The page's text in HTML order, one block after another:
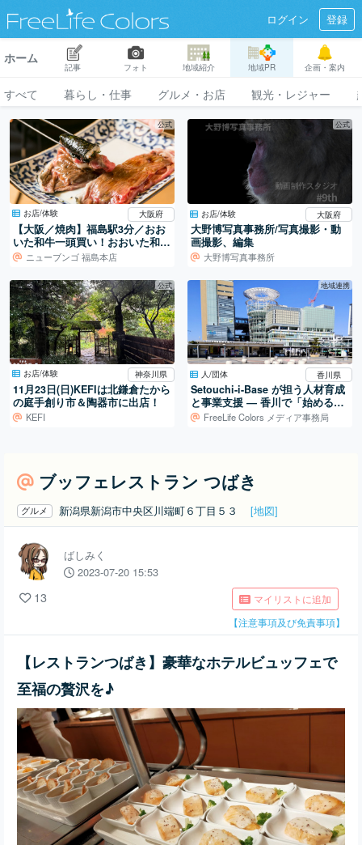
ログイン 登録
ホーム
記事 フォト 地域紹介 地域PR 企画・案内
すべて 暮らし・仕事 グルメ・お店 観光・レジャー
公式
お店/体験 大阪府
【大阪／焼肉】福島駅3分／おお
いた和牛一頭買い！おおいた和牛
専門焼肉店。
ニューブンゴ 福島本店
公式
お店/体験 大阪府
大野博写真事務所/写真撮影・動
画撮影、編集
大野博写真事務所
公式
お店/体験 神奈川県
11月23日(日)KEFIは北鎌倉たから
の庭手創り市＆陶器市に出店！
KEFI
地域連携
人/団体 香川県
Setouchi-i-Base が担う人材育成
と事業支援 ― 香川で「始める」
を支える拠点
FreeLife Colors メディア事務局
ブッフェレストラン つばき
グルメ 新潟県新潟市中央区川端町６丁目５３ [地図]
ばしみく
2023-07-20 15:53
13
マイリストに追加
【注意事項及び免責事項】
【レストランつばき】豪華なホテルビュッフェで
至福の贅沢を♪